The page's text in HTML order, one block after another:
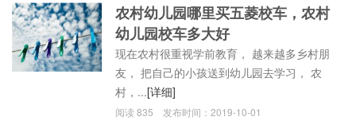
农村幼儿园哪里买五菱校车，农村
幼儿园校车多大好
现在农村很重视学前教育， 越来越多乡村朋
友， 把自己的小孩送到幼儿园去学习， 农
村，...[详细]
阅读835 发布时间：2019-10-01